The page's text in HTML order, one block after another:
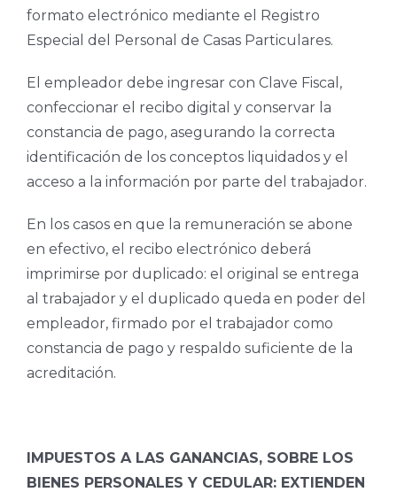
formato electrónico mediante el Registro
Especial del Personal de Casas Particulares.
El empleador debe ingresar con Clave Fiscal,
confeccionar el recibo digital y conservar la
constancia de pago, asegurando la correcta
identificación de los conceptos liquidados y el
acceso a la información por parte del trabajador.
En los casos en que la remuneración se abone
en efectivo, el recibo electrónico deberá
imprimirse por duplicado: el original se entrega
al trabajador y el duplicado queda en poder del
empleador, firmado por el trabajador como
constancia de pago y respaldo suficiente de la
acreditación.
IMPUESTOS A LAS GANANCIAS, SOBRE LOS
BIENES PERSONALES Y CEDULAR: EXTIENDEN